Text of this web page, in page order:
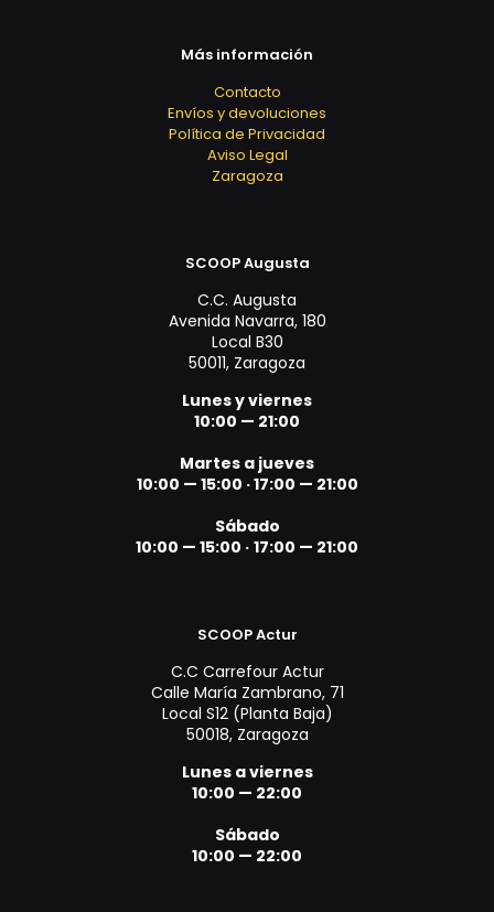
Más información
Contacto
Envíos y devoluciones
Política de Privacidad
Aviso Legal
Zaragoza
SCOOP Augusta
C.C. Augusta
Avenida Navarra, 180
Local B30
50011, Zaragoza
Lunes y viernes
10:00 — 21:00
Martes a jueves
10:00 — 15:00 ·17:00 — 21:00
Sábado
10:00 — 15:00 · 17:00 — 21:00
SCOOP Actur
C.C Carrefour Actur
Calle María Zambrano, 71
Local S12 (Planta Baja)
50018, Zaragoza
Lunes a viernes
10:00 — 22:00
Sábado
10:00 — 22:00